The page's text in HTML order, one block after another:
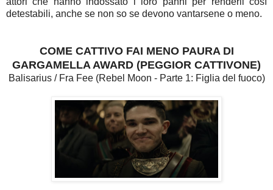
detestabili, anche se non so se devono vantarsene o meno.
COME CATTIVO FAI MENO PAURA DI
GARGAMELLA AWARD (PEGGIOR CATTIVONE)
Balisarius / Fra Fee (Rebel Moon - Parte 1: Figlia del fuoco)